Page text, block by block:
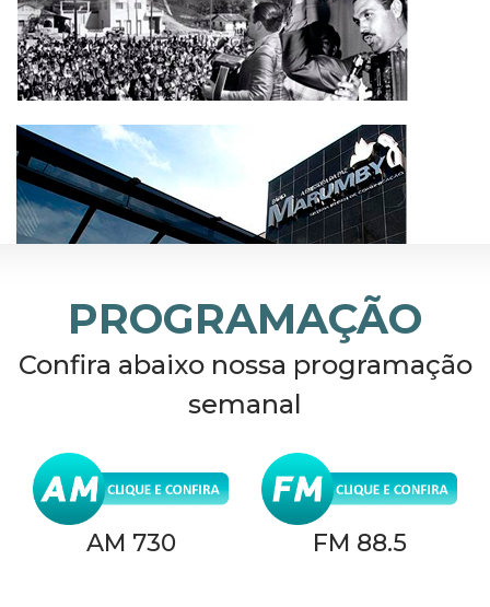
PROGRAMAÇÃO
Confira abaixo nossa programação
semanal
AM 730 FM 88.5